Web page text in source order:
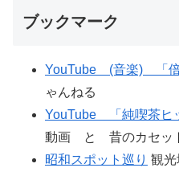
ブックマーク
YouTube (音楽) 「倍
ゃんねる
YouTube 「純喫茶ヒ
動画 と 昔のカセッ
昭和スポット巡り 観